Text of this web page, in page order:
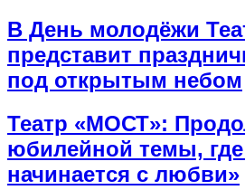
В День молодёжи
представит
под открытым небом
Театр «МОСТ»:
юбилейной темы, где
начинается с любви»